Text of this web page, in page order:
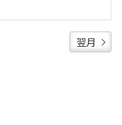
翌月